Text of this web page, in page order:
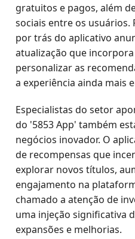
gratuitos e pagos, além
sociais entre os usuários.
por trás do aplicativo
atualização que
personalizar as
a experiência ainda mais
Especialistas do setor
do '5853 App' também
negócios inovador. O
de recompensas que
explorar novos títulos,
engajamento na
chamado a atenção de
uma injeção significativa
expansões e melhorias.